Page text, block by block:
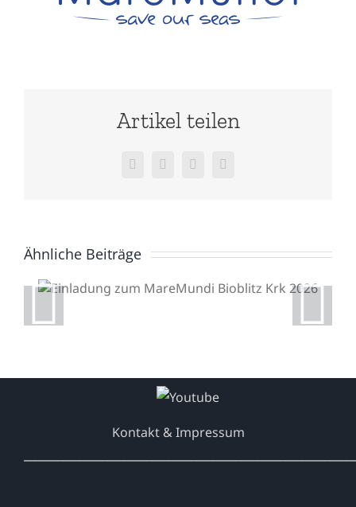
Artikel teilen
Facebook
X WhatsApp
E-
Ähnliche BeiträgeEinladung zum
MareMundi Bioblitz Krk
Kontakt & Impressum